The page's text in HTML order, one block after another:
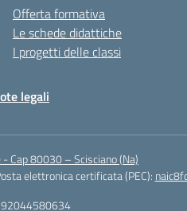
Offerta formativa
Le schede didattiche
I progetti delle classi
legali
Cap 80030 – Scisciano (Na)
elettronica certificata (PEC):
92044580634